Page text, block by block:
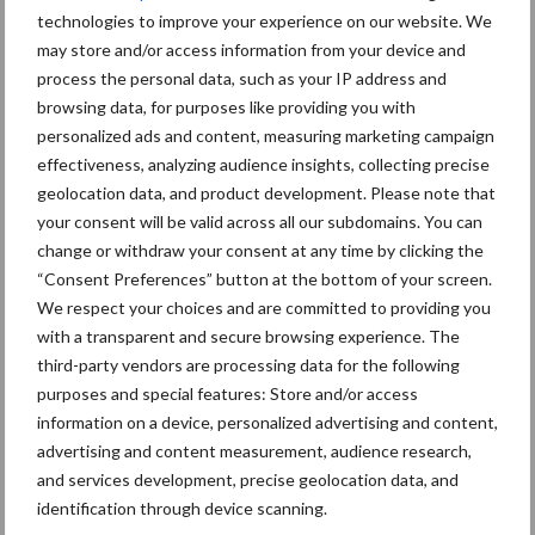
technologies to improve your experience on our website. We
may store and/or access information from your device and
process the personal data, such as your IP address and
browsing data, for purposes like providing you with
personalized ads and content, measuring marketing campaign
effectiveness, analyzing audience insights, collecting precise
geolocation data, and product development. Please note that
your consent will be valid across all our subdomains. You can
change or withdraw your consent at any time by clicking the
“Consent Preferences” button at the bottom of your screen.
We respect your choices and are committed to providing you
with a transparent and secure browsing experience. The
third-party vendors are processing data for the following
purposes and special features: Store and/or access
information on a device, personalized advertising and content,
advertising and content measurement, audience research,
and services development, precise geolocation data, and
identification through device scanning.
Caterpillar breidt gamma elektrische bulldozers uit
Komatsu HM460-6 knikdumper legt lat opnieuw hoger
Nieuwe compacte gedragen pootcombinatie van AVR
Recente reacties
herfst
Bart PersoonopFendt kondigt nieuwe trekker aan deze
herfst
Edward Bakker opMijn trekker: Case IH Magnum 7250
PRO van Donaat Croes
Danny HoerensopLoonwerker in beeld: Landbouwwerken
Hoerens (Zottegem)